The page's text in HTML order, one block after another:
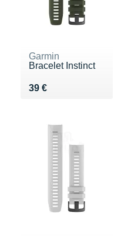
Garmin
Bracelet Instinct
39 €
Vendu 39 €